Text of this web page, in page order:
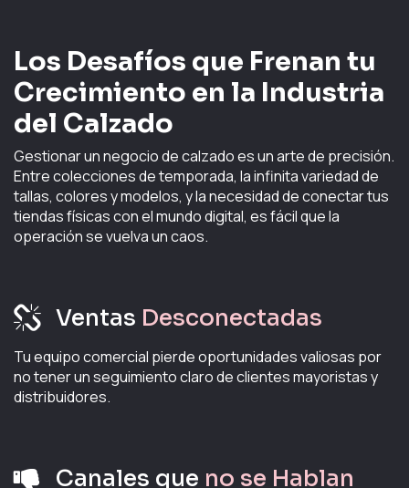
Los Desafíos que Frenan tu
Crecimiento en la Industria
del Calzado
Gestionar un negocio de calzado es un arte de precisión.
Entre colecciones de temporada, la infinita variedad de
tallas, colores y modelos, y la necesidad de conectar tus
tiendas físicas con el mundo digital, es fácil que la
operación se vuelva un caos.
Ventas Desconectadas
Tu equipo comercial pierde oportunidades valiosas por
no tener un seguimiento claro de clientes mayoristas y
distribuidores.
Canales que no se Hablan